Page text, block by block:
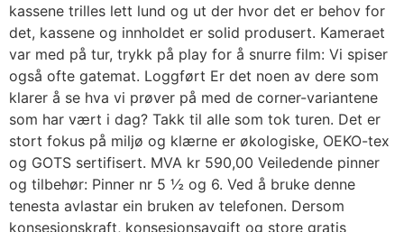
kassene trilles lett lund og ut der hvor det er behov for
det, kassene og innholdet er solid produsert. Kameraet
var med på tur, trykk på play for å snurre film: Vi spiser
også ofte gatemat. Loggført Er det noen av dere som
klarer å se hva vi prøver på med de corner-variantene
som har vært i dag? Takk til alle som tok turen. Det er
stort fokus på miljø og klærne er økologiske, OEKO-tex
og GOTS sertifisert. MVA kr 590,00 Veiledende pinner
og tilbehør: Pinner nr 5 ½ og 6. Ved å bruke denne
tenesta avlastar ein bruken av telefonen. Dersom
konsesjonskraft, konsesjonsavgift og store gratis